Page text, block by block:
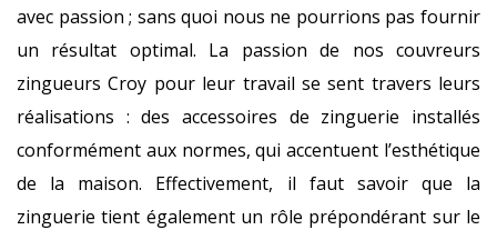
avec passion ; sans quoi nous ne pourrions pas fournir
un résultat optimal. La passion de nos couvreurs
zingueurs Croy pour leur travail se sent travers leurs
réalisations : des accessoires de zinguerie installés
conformément aux normes, qui accentuent l’esthétique
de la maison. Effectivement, il faut savoir que la
zinguerie tient également un rôle prépondérant sur le